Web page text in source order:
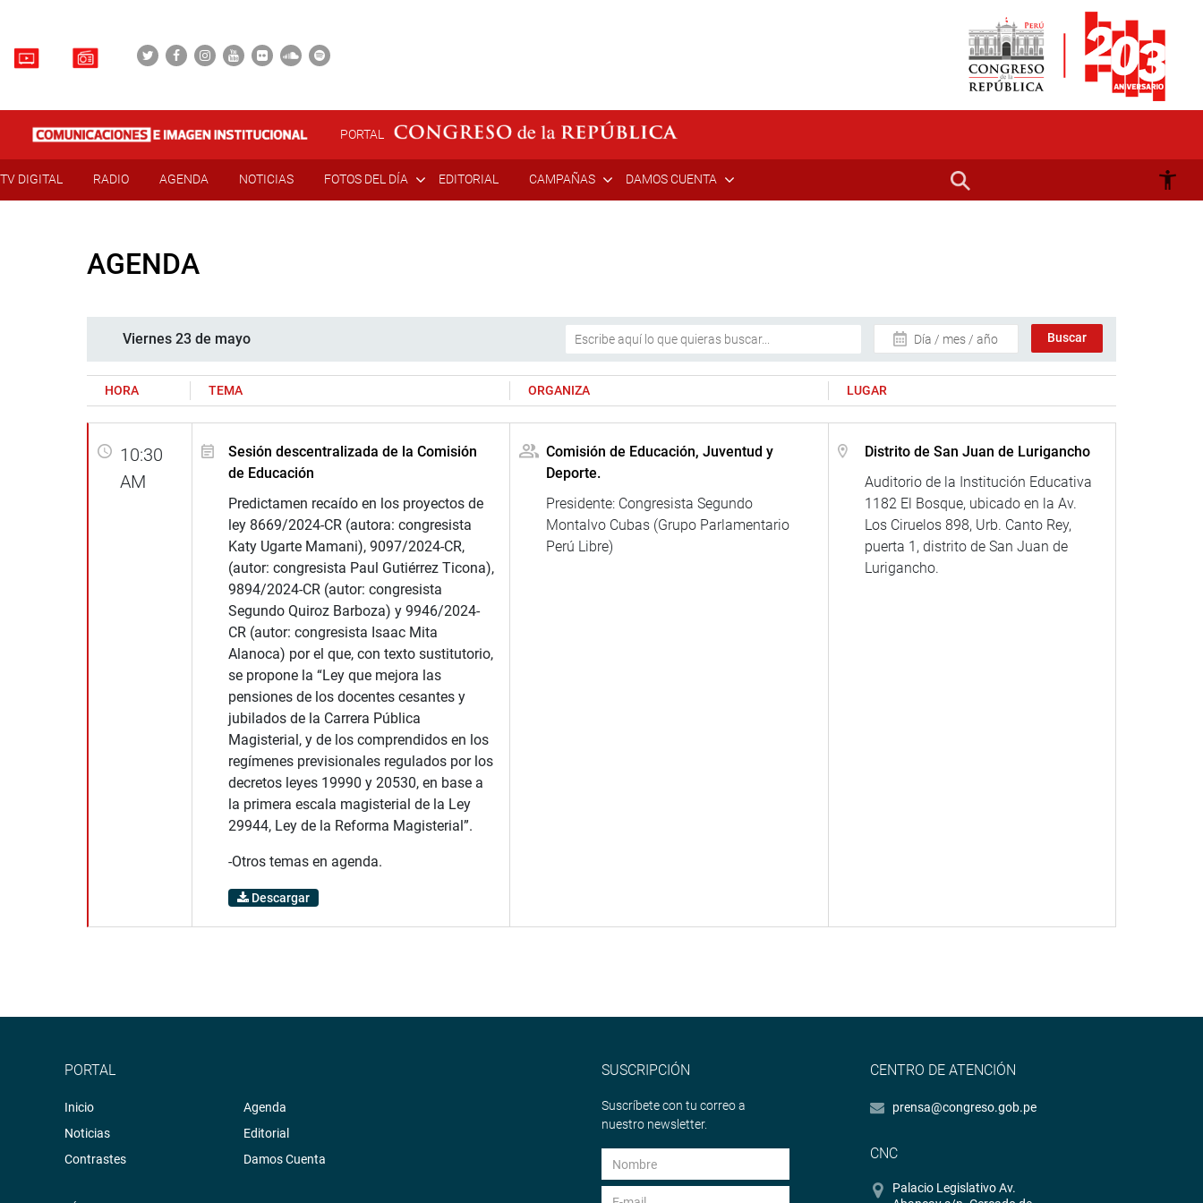
PORTAL
TV DIGITAL RADIO AGENDA NOTICIAS FOTOS DEL DÍA EDITORIAL CAMPAÑAS DAMOS CUENTA
AGENDA
Viernes 23 de mayo Día / mes / año
HORA TEMA ORGANIZA LUGAR
10:30
AM
Sesión descentralizada de la Comisión
de Educación
Predictamen recaído en los proyectos de
ley 8669/2024-CR (autora: congresista
Katy Ugarte Mamani), 9097/2024-CR,
(autor: congresista Paul Gutiérrez Ticona),
9894/2024-CR (autor: congresista
Segundo Quiroz Barboza) y 9946/2024-
CR (autor: congresista Isaac Mita
Alanoca) por el que, con texto sustitutorio,
se propone la “Ley que mejora las
pensiones de los docentes cesantes y
jubilados de la Carrera Pública
Magisterial, y de los comprendidos en los
regímenes previsionales regulados por los
decretos leyes 19990 y 20530, en base a
la primera escala magisterial de la Ley
29944, Ley de la Reforma Magisterial”.
-Otros temas en agenda.
Descargar
Comisión de Educación, Juventud y
Deporte.
Presidente: Congresista Segundo
Montalvo Cubas (Grupo Parlamentario
Perú Libre)
Distrito de San Juan de Lurigancho
Auditorio de la Institución Educativa
1182 El Bosque, ubicado en la Av.
Los Ciruelos 898, Urb. Canto Rey,
puerta 1, distrito de San Juan de
Lurigancho.
PORTAL
Inicio
Noticias
Contrastes
Agenda
Editorial
Damos Cuenta
SUSCRIPCIÓN
Suscríbete con tu correo a
nuestro newsletter.
CENTRO DE ATENCIÓN
prensa@congreso.gob.pe
CNC
Palacio Legislativo Av.